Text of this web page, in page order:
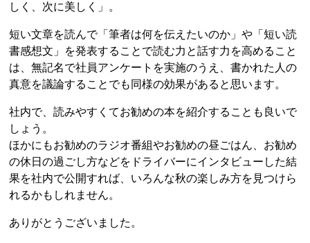
しく、次に美しく」。
短い文章を読んで「筆者は何を伝えたいのか」や「短い読
書感想文」を発表することで読む力と話す力を高めること
は、無記名で社員アンケートを実施のうえ、書かれた人の
真意を議論することでも同様の効果があると思います。
社内で、読みやすくてお勧めの本を紹介することも良いで
しょう。
ほかにもお勧めのラジオ番組やお勧めの昼ごはん、お勧め
の休日の過ごし方などをドライバーにインタビューした結
果を社内で公開すれば、いろんな秋の楽しみ方を見つけら
れるかもしれません。
ありがとうございました。